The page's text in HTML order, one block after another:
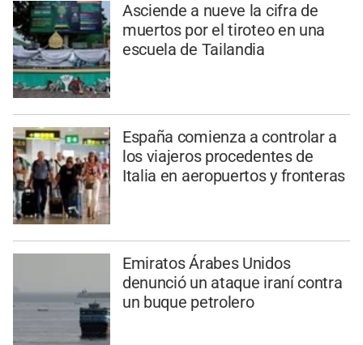
Asciende a nueve la cifra de
muertos por el tiroteo en una
escuela de Tailandia
España comienza a controlar a
los viajeros procedentes de
Italia en aeropuertos y fronteras
Emiratos Árabes Unidos
denunció un ataque iraní contra
un buque petrolero